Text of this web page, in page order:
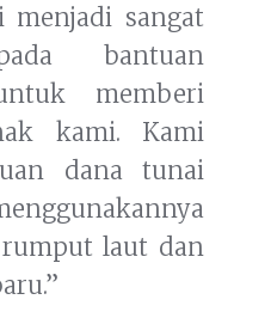
menjadi sangat
bantuan
memberi
kami. Kami
dana tunai
laut dan